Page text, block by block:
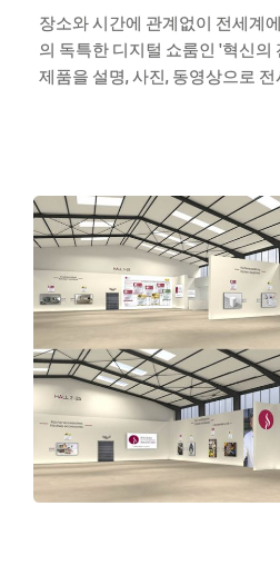
장소와 시간에 관계없이 전세계
의 독특한 디지털 쇼룸인 '혁신의
제품을 설명, 사진, 동영상으로 전